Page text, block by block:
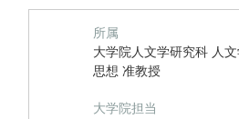
所属
大学院人文学研究科 人
思想 准教授
大学院担当